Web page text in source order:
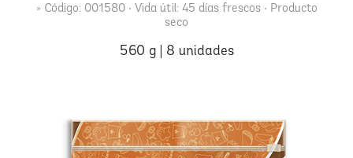
» Código: 001580 • Vida útil: 45 días frescos • Producto
seco
560 g | 8 unidades